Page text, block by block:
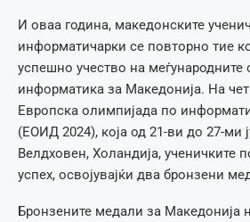
И оваа година, македонските
информатичарки се повторно тие
успешно учество на меѓународните
информатика за Македонија. На
Европска олимпијада по
(ЕОИД 2024), која од 21-ви до 27-ми
Велдховен, Холандија, ученичките
успех, освојувајќи два бронзени
Бронзените медали за Македонија